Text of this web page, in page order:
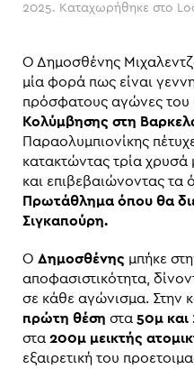
2025. Καταχωρήθηκε στο
Ο Δημοσθένης
μία φορά πως είναι
πρόσφατους αγώνες του
Κολύμβησης στη
Παραολυμπιονίκης
κατακτώντας τρία χρυσά
και επιβεβαιώνοντας τα
Πρωτάθλημα όπου θα
Σιγκαπούρη.
Ο Δημοσθένης μπήκε
αποφασιστικότητα,
σε κάθε αγώνισμα. Στην
πρώτη θέση στα 50μ και
στα 200μ μεικτής
εξαιρετική του